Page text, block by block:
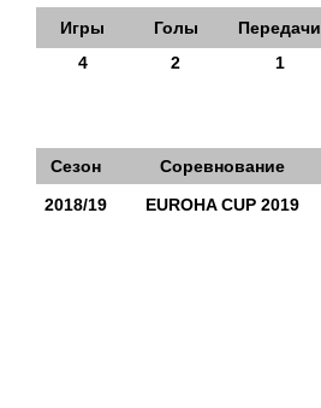
Игры Голы Передачи
4
2 1
Сезон Соревнование
2018/19
EUROHA CUP 2019